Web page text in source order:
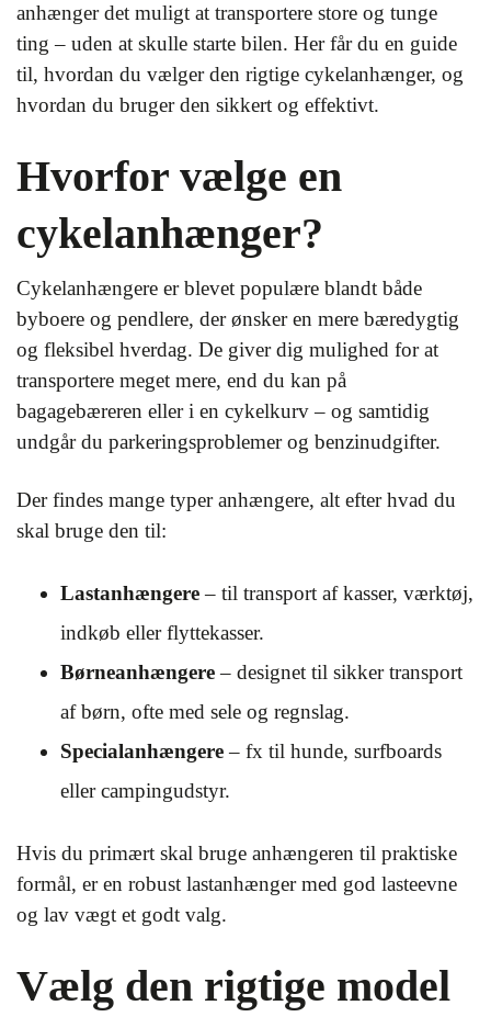
anhænger det muligt at transportere store og tunge
ting – uden at skulle starte bilen. Her får du en guide
til, hvordan du vælger den rigtige cykelanhænger, og
hvordan du bruger den sikkert og effektivt.
Hvorfor vælge en
cykelanhænger?
Cykelanhængere er blevet populære blandt både
byboere og pendlere, der ønsker en mere bæredygtig
og fleksibel hverdag. De giver dig mulighed for at
transportere meget mere, end du kan på
bagagebæreren eller i en cykelkurv – og samtidig
undgår du parkeringsproblemer og benzinudgifter.
Der findes mange typer anhængere, alt efter hvad du
skal bruge den til:
Lastanhængere– til transport af kasser, værktøj,
indkøb eller flyttekasser.
Børneanhængere– designet til sikker transport
af børn, ofte med sele og regnslag.
Specialanhængere– fx til hunde, surfboards
eller campingudstyr.
Hvis du primært skal bruge anhængeren til praktiske
formål, er en robust lastanhænger med god lasteevne
og lav vægt et godt valg.
Vælg den rigtige model